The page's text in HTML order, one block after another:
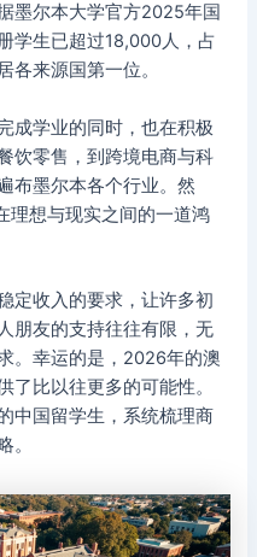
墨尔本大学官方2025年国
学生已超过18,000人，占
各来源国第一位。
成学业的同时，也在积极
零售，到跨境电商与科
布墨尔本各个行业。然
理想与现实之间的一道鸿
定收入的要求，让许多初
朋友的支持往往有限，无
。幸运的是，2026年的澳
了比以往更多的可能性。
中国留学生，系统梳理商
。